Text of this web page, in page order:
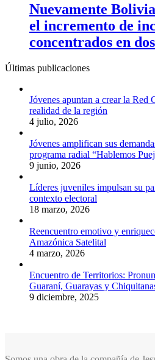
Nuevamente
el incremento de
concentrados en
Últimas publicaciones
Jóvenes apuntan a crear la Red
realidad de la región
4 julio, 2026
Jóvenes amplifican sus
programa radial “Hablemos
9 junio, 2026
Líderes juveniles impulsan su
contexto electoral
18 marzo, 2026
Reencuentro emotivo y
Amazónica Satelital
4 marzo, 2026
Encuentro de Territorios:
Guaraní, Guarayas y
9 diciembre, 2025